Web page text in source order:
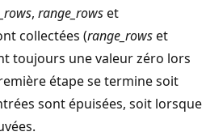
, range_rowset
collectées (range_rowset
toujours une valeur zéro lors
étape se termine soit
sont épuisées, soit lorsque